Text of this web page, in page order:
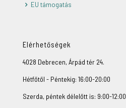
EU támogatás
Elérhetőségek
4028 Debrecen, Árpád tér 24.
Hétfőtől - Péntekig: 16:00-20:00
Szerda, péntek délelőtt is: 9:00-12:00